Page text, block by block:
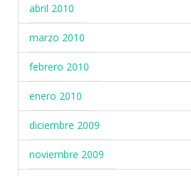
abril 2010
marzo 2010
febrero 2010
enero 2010
diciembre 2009
noviembre 2009